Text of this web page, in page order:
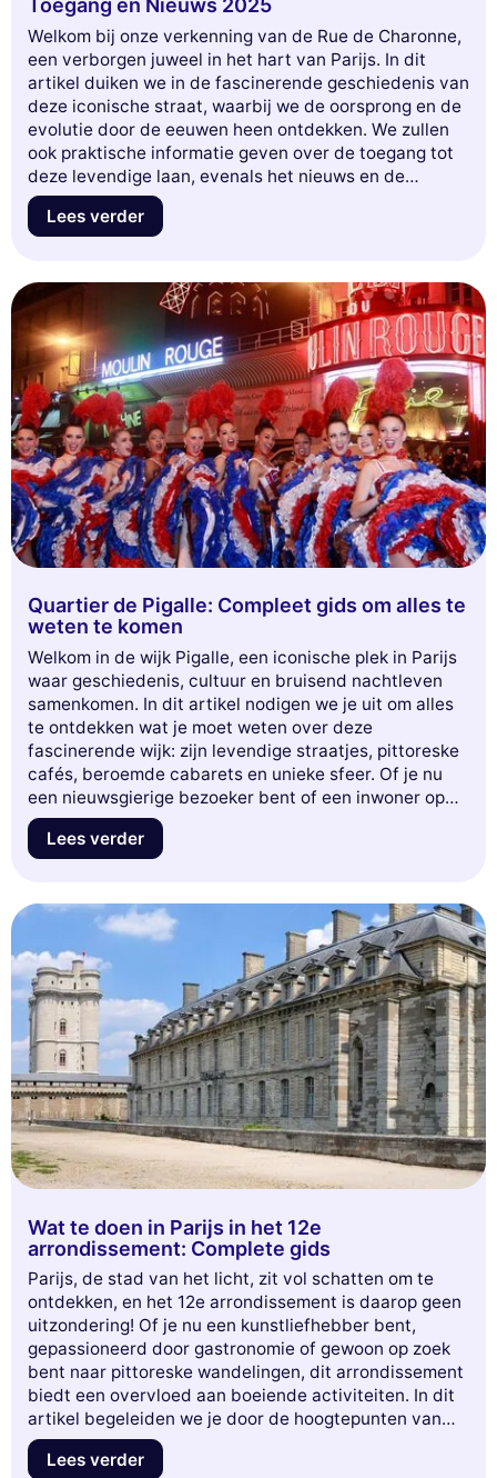
Toegang en Nieuws 2025
Welkom bij onze verkenning van de Rue de Charonne,
een verborgen juweel in het hart van Parijs. In dit
artikel duiken we in de fascinerende geschiedenis van
deze iconische straat, waarbij we de oorsprong en de
evolutie door de eeuwen heen ontdekken. We zullen
ook praktische informatie geven over de toegang tot
deze levendige laan, evenals het nieuws en de
evenementen die gepland staan voor 2025. Of je nu
een geschiedenisliefhebber bent, een nieuwsgierige
van de Rue de Charonne. Mis deze kans niet om alles
te ontdekken wat het te bieden heeft!
Lees verder
Quartier de Pigalle: Compleet gids om alles te
weten te komen
Welkom in de wijk Pigalle, een iconische plek in Parijs
waar geschiedenis, cultuur en bruisend nachtleven
samenkomen. In dit artikel nodigen we je uit om alles
te ontdekken wat je moet weten over deze
fascinerende wijk: zijn levendige straatjes, pittoreske
cafés, beroemde cabarets en unieke sfeer. Of je nu
een nieuwsgierige bezoeker bent of een inwoner op
zoek naar nieuwe avonturen, Pigalle heeft zoveel te
bieden. Laat je verleiden door zijn geheimen en
voor de verkenning?
Lees verder
Wat te doen in Parijs in het 12e
arrondissement: Complete gids
Parijs, de stad van het licht, zit vol schatten om te
ontdekken, en het 12e arrondissement is daarop geen
uitzondering! Of je nu een kunstliefhebber bent,
gepassioneerd door gastronomie of gewoon op zoek
bent naar pittoreske wandelingen, dit arrondissement
biedt een overvloed aan boeiende activiteiten. In dit
artikel begeleiden we je door de hoogtepunten van
het 12e, van groene parken tot levendige markten, en
van fascinerende culturele plekken. Maak je klaar om
Lees verder